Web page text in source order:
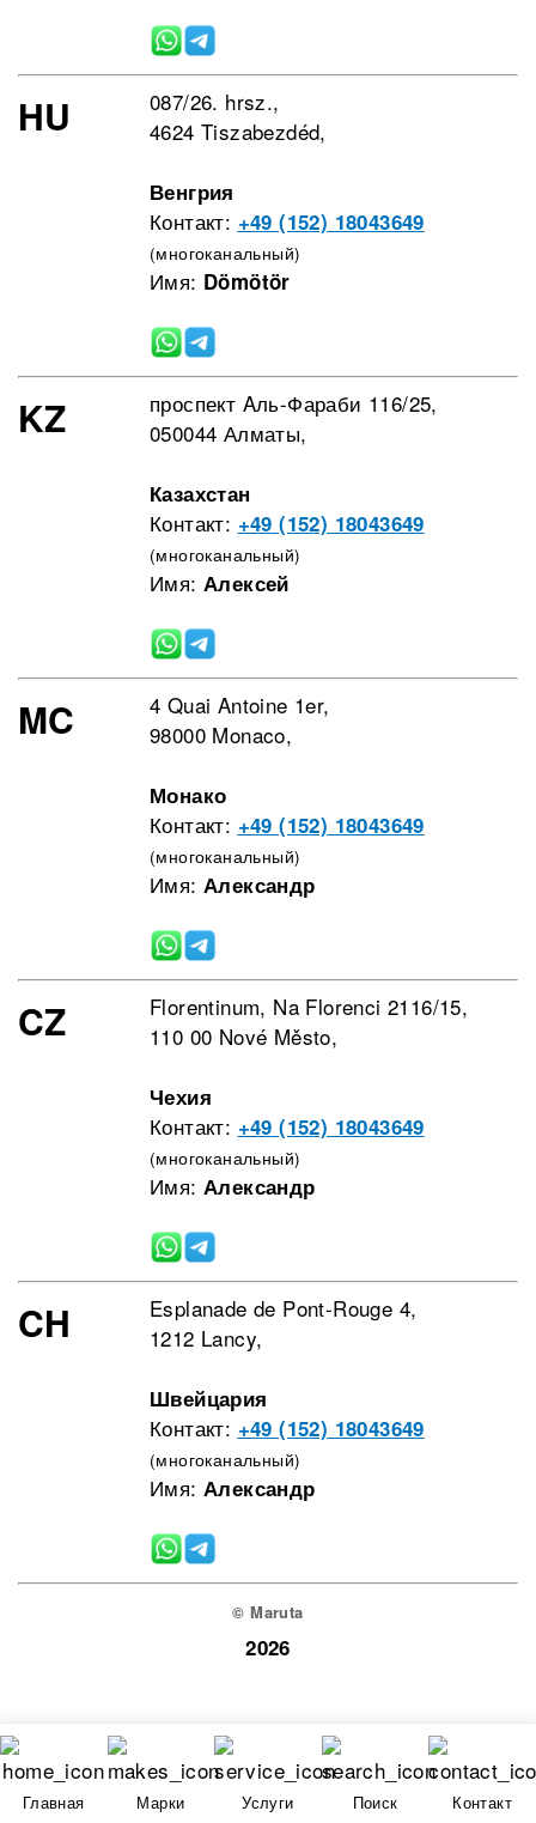
HU
087/26. hrsz.,
4624 Tiszabezdéd,
Венгрия
Контакт: +49 (152) 18043649
(многоканальный)
Имя: Dömötör
KZ
проспект Aль-Фараби 116/25,
050044 Алматы,
Казахстан
Контакт: +49 (152) 18043649
(многоканальный)
Имя: Алексей
MC
4 Quai Antoine 1er,
98000 Monaco,
Монако
Контакт: +49 (152) 18043649
(многоканальный)
Имя: Александр
CZ
Florentinum, Na Florenci 2116/15,
110 00 Nové Město,
Чехия
Контакт: +49 (152) 18043649
(многоканальный)
Имя: Александр
CH
Esplanade de Pont-Rouge 4,
1212 Lancy,
Швейцария
Контакт: +49 (152) 18043649
(многоканальный)
Имя: Александр
© Maruta
2026
Главная Марки Услуги Поиск Контакт